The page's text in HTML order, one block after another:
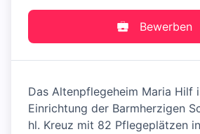
Bewerben
Das Altenpflegeheim Maria Hilf
Einrichtung der Barmherzigen
hl. Kreuz mit 82 Pflegeplätzen